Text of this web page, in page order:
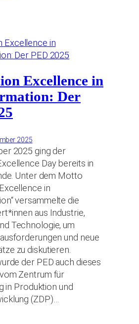
Excellence in
Der
2025
2025 ging der
Day bereits in
Unter dem Motto
in
versammelte die
aus Industrie,
Technologie, um
und neue
zu diskutieren.
der PED auch dieses
Zentrum für
in Produktion und
(ZDP)…